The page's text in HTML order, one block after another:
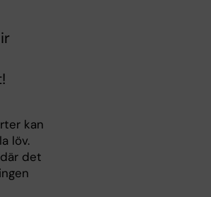
kan
löv.
det